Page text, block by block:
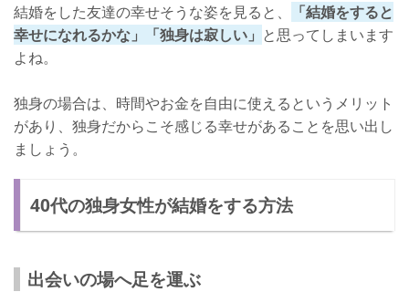
結婚をした友達の幸せそうな姿を見ると、
「結婚をすると
幸せになれるかな」「独身は寂しい」 と思ってしまいます
よね。
独身の場合は、時間やお金を自由に使えるというメリット
があり、独身だからこそ感じる幸せがあることを思い出し
ましょう。
40代の独身女性が結婚をする方法
出会いの場へ足を運ぶ